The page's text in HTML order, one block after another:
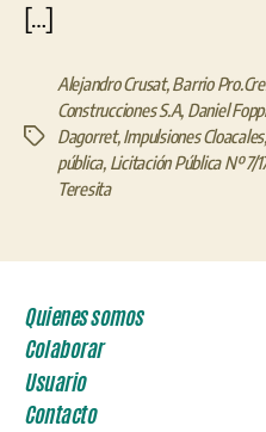
[…]
Etiquetas
Alejandro Crusat,Barrio
Construcciones S.A, Daniel
Dagorret,Impulsiones Cloacales,
pública, Licitación Pública Nº 7/
Teresita
Quienes somos
Colaborar
Usuario
Contacto